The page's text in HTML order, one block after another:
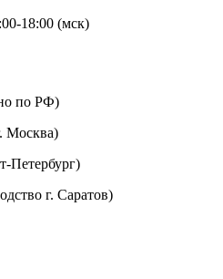
18:00 (мск)
по РФ)
Москва)
Петербург)
г. Саратов)